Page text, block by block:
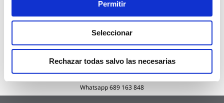
Permitir
Seleccionar
Rechazar todas salvo las necesarias
a
de
Enviar
Acepto recibir comunicaciones comerciales
a nuestraPolítica de privacidad
Teléfono914 815 681
Whatsapp689 163 848